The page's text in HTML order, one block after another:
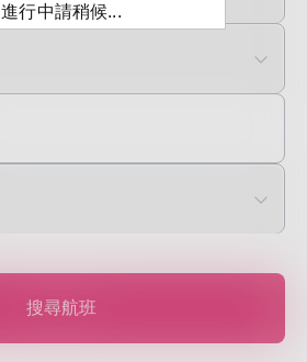
搜尋航班
進行中請稍候...